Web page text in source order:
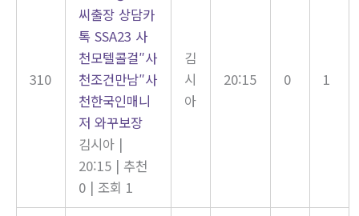
310
씨출장 상담카
톡 SSA23 사
천모텔콜걸″사
천조건만남″사
천한국인매니
저 와꾸보장
김시아 |
20:15 | 추천
0 | 조회 1
김
시
아
20:15 0 1